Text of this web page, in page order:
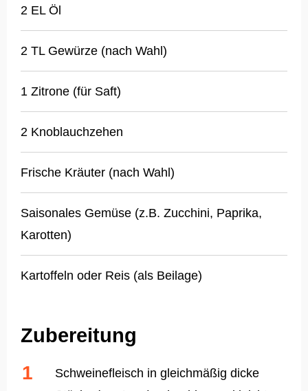
2 EL Öl
2 TL Gewürze (nach Wahl)
1 Zitrone (für Saft)
2 Knoblauchzehen
Frische Kräuter (nach Wahl)
Saisonales Gemüse (z.B. Zucchini, Paprika,
Karotten)
Kartoffeln oder Reis (als Beilage)
Zubereitung
Schweinefleisch in gleichmäßig dicke